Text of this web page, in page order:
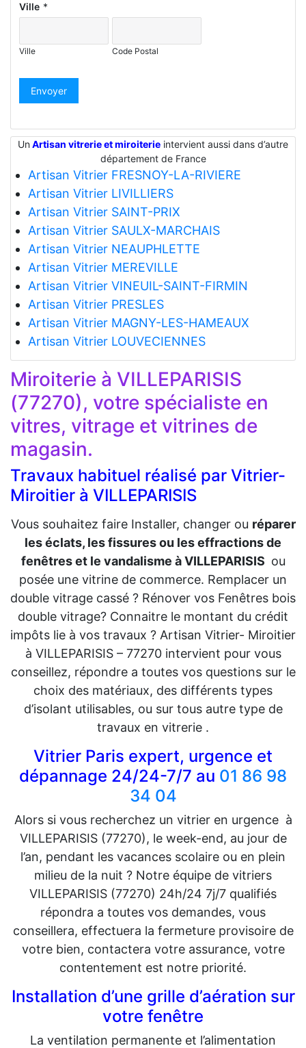
Ville *
Ville Code Postal
Envoyer
UnArtisan vitrerie et miroiterie intervient aussi dans d’autre
département de France
Artisan Vitrier FRESNOY-LA-RIVIERE
Artisan Vitrier LIVILLIERS
Artisan Vitrier SAINT-PRIX
Artisan Vitrier SAULX-MARCHAIS
Artisan Vitrier NEAUPHLETTE
Artisan Vitrier MEREVILLE
Artisan Vitrier VINEUIL-SAINT-FIRMIN
Artisan Vitrier PRESLES
Artisan Vitrier MAGNY-LES-HAMEAUX
Artisan Vitrier LOUVECIENNES
Miroiterie à VILLEPARISIS
(77270), votre spécialiste en
vitres, vitrage et vitrines de
magasin.
Travaux habituel réalisé par Vitrier-
Miroitier à VILLEPARISIS
Vous souhaitez faire Installer, changer ou réparer
les éclats, les fissures ou les effractions de
fenêtres et le vandalisme à VILLEPARISIS ou
posée une vitrine de commerce. Remplacer un
double vitrage cassé ? Rénover vos Fenêtres bois
double vitrage? Connaitre le montant du crédit
impôts lie à vos travaux ? Artisan Vitrier- Miroitier
à VILLEPARISIS – 77270 intervient pour vous
conseillez, répondre a toutes vos questions sur le
choix des matériaux, des différents types
d’isolant utilisables, ou sur tous autre type de
travaux en vitrerie .
Vitrier Paris expert, urgence et
dépannage 24/24-7/7 au 01 86 98
34 04
Alors si vous recherchez un vitrier en urgence à
VILLEPARISIS (77270), le week-end, au jour de
l’an, pendant les vacances scolaire ou en plein
milieu de la nuit ? Notre équipe de vitriers
VILLEPARISIS (77270) 24h/24 7j/7 qualifiés
répondra a toutes vos demandes, vous
conseillera, effectuera la fermeture provisoire de
votre bien, contactera votre assurance, votre
contentement est notre priorité.
Installation d’une grille d’aération sur
votre fenêtre
La ventilation permanente et l’alimentation